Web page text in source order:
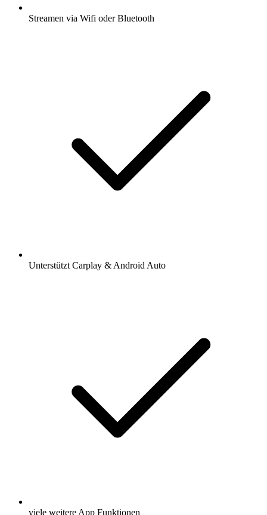
Streamen via Wifi oder Bluetooth
Unterstützt Carplay & Android Auto
viele weitere App Funktionen